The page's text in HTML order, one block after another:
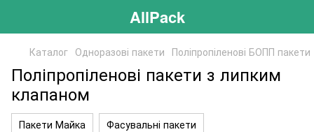
AllPack
Каталог Одноразові пакети Поліпропіленові БОПП пакети
Поліпропіленові пакети з липким
клапаном
Пакети Майка
Фасувальні пакети